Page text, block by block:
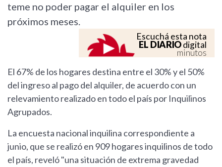
teme no poder pagar el alquiler en los
próximos meses.
Escuchá esta nota
EL DIARIOdigital
minutos
El 67% de los hogares destina entre el 30% y el 50%
del ingreso al pago del alquiler, de acuerdo con un
relevamiento realizado en todo el país por Inquilinos
Agrupados.
La encuesta nacional inquilina correspondiente a
junio, que se realizó en 909 hogares inquilinos de todo
el país, reveló "una situación de extrema gravedad